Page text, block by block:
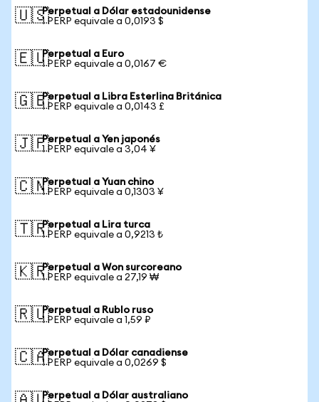
🇺🇸Perpetual a Dólar estadounidense
1 PERP equivale a 0,0193 $
🇪🇺Perpetual a Euro
1 PERP equivale a 0,0167 €
🇬🇧Perpetual a Libra Esterlina Británica
1 PERP equivale a 0,0143 £
🇯🇵Perpetual a Yen japonés
1 PERP equivale a 3,04 ¥
🇨🇳Perpetual a Yuan chino
1 PERP equivale a 0,1303 ¥
🇹🇷Perpetual a Lira turca
1 PERP equivale a 0,9213 ₺
🇰🇷Perpetual a Won surcoreano
1 PERP equivale a 27,19 ₩
🇷🇺Perpetual a Rublo ruso
1 PERP equivale a 1,59 ₽
🇨🇦Perpetual a Dólar canadiense
1 PERP equivale a 0,0269 $
Perpetual a Dólar australiano